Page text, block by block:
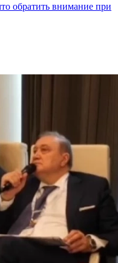
обратить внимание при